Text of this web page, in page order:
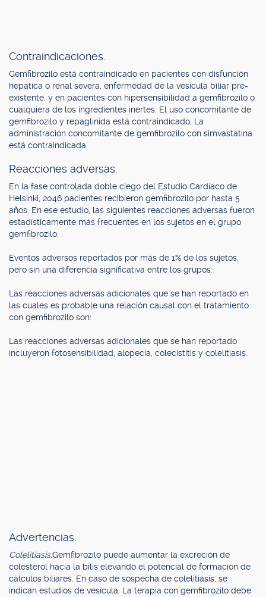
Contraindicaciones.
Gemfibrozilo está contraindicado en pacientes con disfunción
hepática o renal severa, enfermedad de la vesícula biliar pre-
existente, y en pacientes con hipersensibilidad a gemfibrozilo o
cualquiera de los ingredientes inertes. El uso concomitante de
gemfibrozilo y repaglinida está contraindicado. La
administración concomitante de gemfibrozilo con simvastatina
está contraindicada.
Reacciones adversas.
En la fase controlada doble ciego del Estudio Cardíaco de
Helsinki, 2046 pacientes recibieron gemfibrozilo por hasta 5
años. En ese estudio, las siguientes reacciones adversas fueron
estadísticamente más frecuentes en los sujetos en el grupo
gemfibrozilo:
Eventos adversos reportados por más de 1% de los sujetos,
pero sin una diferencia significativa entre los grupos:
Las reacciones adversas adicionales que se han reportado en
las cuales es probable una relación causal con el tratamiento
con gemfibrozilo son:
Las reacciones adversas adicionales que se han reportado
incluyeron fotosensibilidad, alopecia, colecistitis y colelitiasis.
Advertencias.
Colelitiasis:Gemfibrozilo puede aumentar la excreción de
colesterol hacia la bilis elevando el potencial de formación de
cálculos biliares. En caso de sospecha de colelitiasis, se
indican estudios de vesícula. La terapia con gemfibrozilo debe